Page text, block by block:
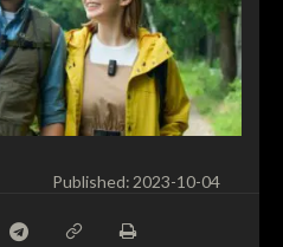
Published: 2023-10-04